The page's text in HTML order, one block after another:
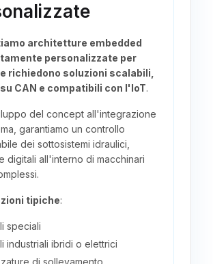
architetture embedded
personalizzate per
richiedono soluzioni scalabili,
CAN e compatibili con l'IoT.
del concept all'integrazione
garantiamo un controllo
dei sottosistemi idraulici,
digitali all'interno di macchinari
tipiche:
speciali
industriali ibridi o elettrici
di sollevamento